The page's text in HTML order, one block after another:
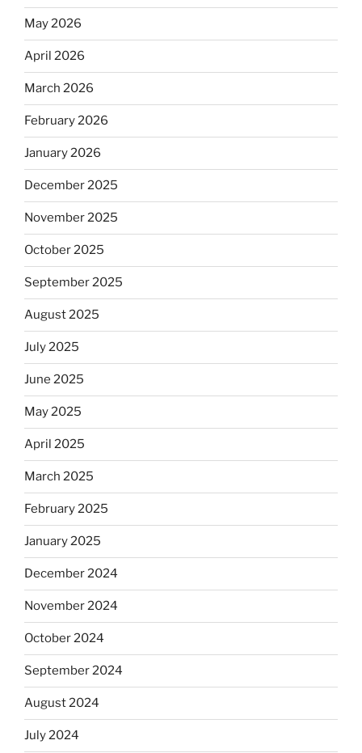
May 2026
April 2026
March 2026
February 2026
January 2026
December 2025
November 2025
October 2025
September 2025
August 2025
July 2025
June 2025
May 2025
April 2025
March 2025
February 2025
January 2025
December 2024
November 2024
October 2024
September 2024
August 2024
July 2024